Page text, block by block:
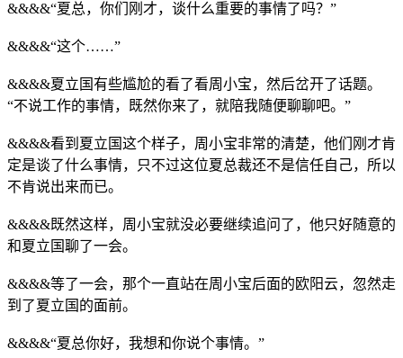
&&&&“夏总，你们刚才，谈什么重要的事情了吗？”
&&&&“这个……”
&&&&夏立国有些尴尬的看了看周小宝，然后岔开了话题。
“不说工作的事情，既然你来了，就陪我随便聊聊吧。”
&&&&看到夏立国这个样子，周小宝非常的清楚，他们刚才肯
定是谈了什么事情，只不过这位夏总裁还不是信任自己，所以
不肯说出来而已。
&&&&既然这样，周小宝就没必要继续追问了，他只好随意的
和夏立国聊了一会。
&&&&等了一会，那个一直站在周小宝后面的欧阳云，忽然走
到了夏立国的面前。
&&&&“夏总你好，我想和你说个事情。”